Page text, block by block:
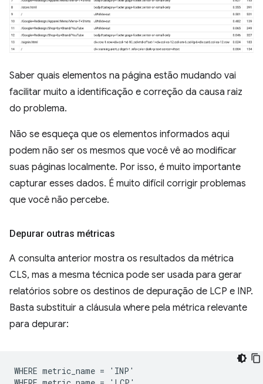
Saber quais elementos na página estão mudando vai
facilitar muito a identificação e correção da causa raiz
do problema.
Não se esqueça que os elementos informados aqui
podem não ser os mesmos que você vê ao modificar
suas páginas localmente. Por isso, é muito importante
capturar esses dados. É muito difícil corrigir problemas
que você não percebe.
Depurar outras métricas
A consulta anterior mostra os resultados da métrica
CLS, mas a mesma técnica pode ser usada para gerar
relatórios sobre os destinos de depuração de LCP e INP.
Basta substituir a cláusula where pela métrica relevante
para depurar:
WHERE metric_name = 'INP'